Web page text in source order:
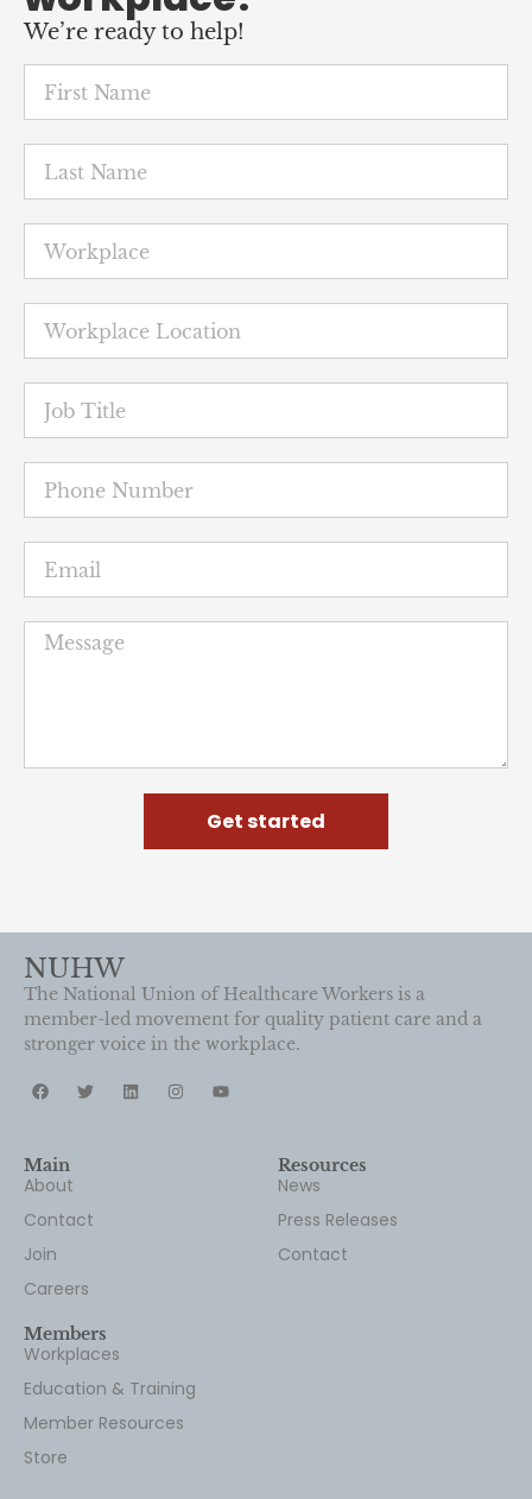
We’re ready to help!
Get started
NUHW
The National Union of Healthcare Workers is a
member-led movement for quality patient care and a
stronger voice in the workplace.
Main
About
Contact
Join
Careers
Resources
News
Press Releases
Contact
Members
Workplaces
Education & Training
Member Resources
Store